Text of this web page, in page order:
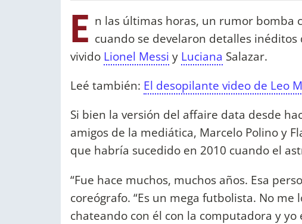
E n las últimas horas, un rumor bomba
cuando se develaron detalles
vivido Lionel Messi y Luciana Salazar.
Leé también: El desopilante video de Leo
Si bien la versión del affaire data desde
amigos de la mediática, Marcelo Polino y
que habría sucedido en 2010 cuando el
“Fue hace muchos, muchos años. Esa
coreógrafo. “Es un mega futbolista. No me
chateando con él con la computadora y yo